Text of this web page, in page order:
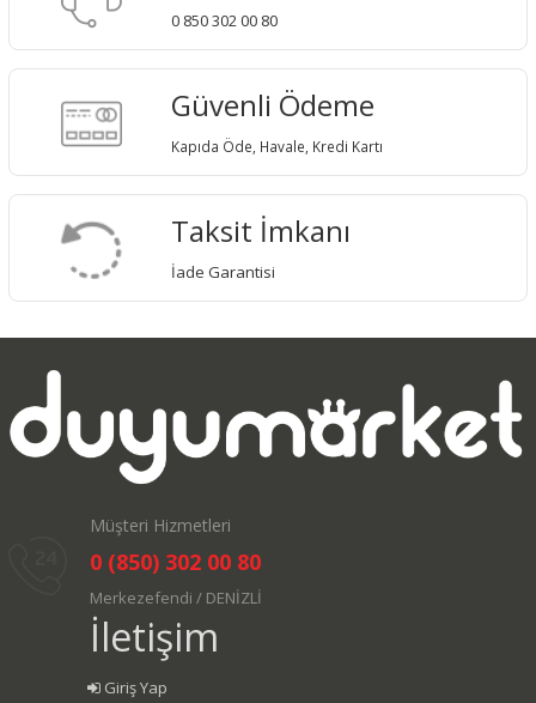
0 850 302 00 80
Güvenli Ödeme
Kapıda Öde, Havale, Kredi Kartı
Taksit İmkanı
İade Garantisi
Müşteri Hizmetleri
0 (850) 302 00 80
Merkezefendi / DENİZLİ
İletişim
Giriş Yap